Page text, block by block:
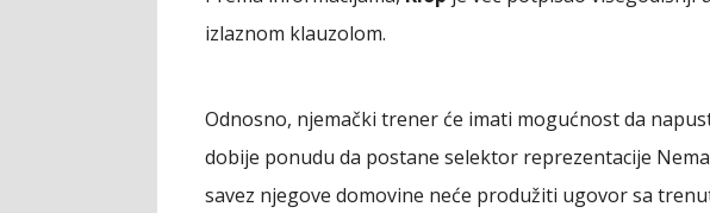
izlaznom klauzolom.
Odnosno, njemački trener će imati mogućnost da
dobije ponudu da postane selektor reprezentacije
savez njegove domovine neće produžiti ugovor sa